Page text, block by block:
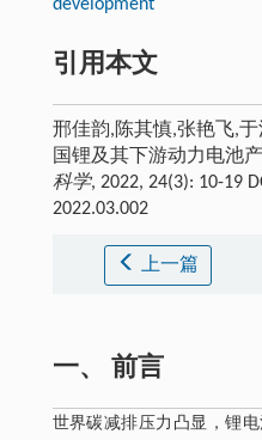
development
引用本文
邢佳韵,陈其慎,张艳飞,
国锂及其下游动力电池
科学, 2022, 24(3): 10-19
2022.03.002
上一篇
一、 前言
世界碳减排压力凸显，锂